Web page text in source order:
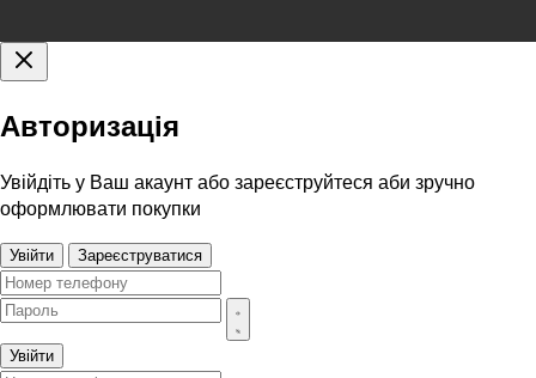
Авторизація
Увійдіть у Ваш акаунт або зареєструйтеся аби зручно
оформлювати покупки
Увійти Зареєструватися
Увійти